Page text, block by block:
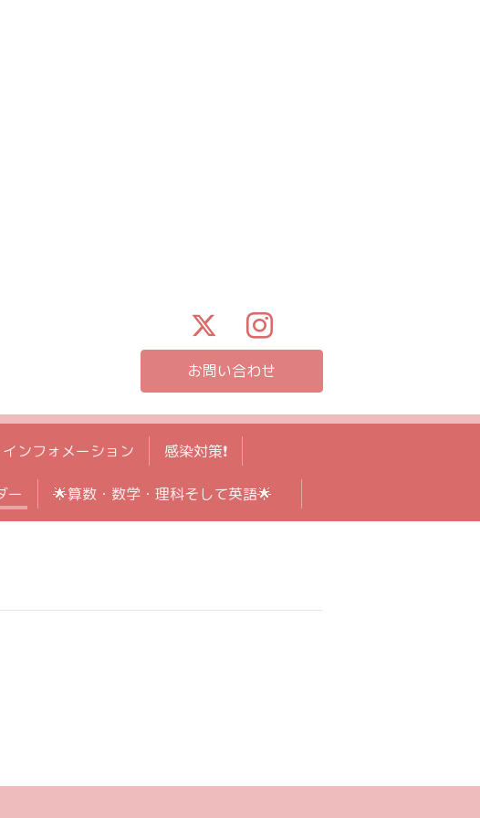
お問い合わせ
インフォメーション 感染対策❗️
ー 🌟算数・数学・理科そして英語🌟